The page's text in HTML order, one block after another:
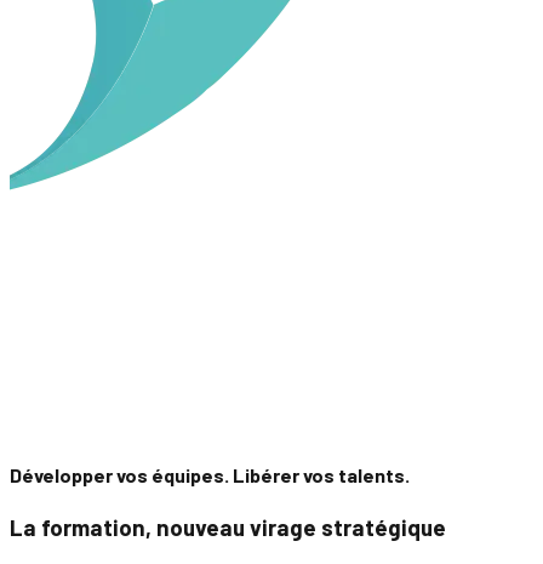
Développer vos équipes. Libérer vos talents.
La formation, nouveau virage stratégique